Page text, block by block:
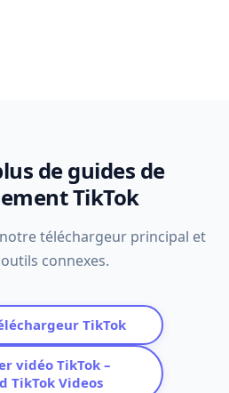
de guides de
TikTok
téléchargeur principal et
connexes.
TikTok
vidéo TikTok –
TikTok Videos